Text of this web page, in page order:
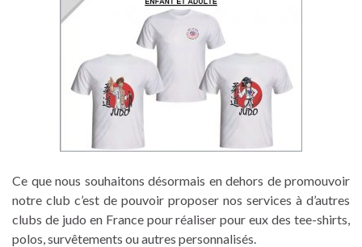
Ce que nous souhaitons désormais en dehors de promouvoir
notre club c’est de pouvoir proposer nos services à d’autres
clubs de judo en France pour réaliser pour eux des tee-shirts,
polos, survêtements ou autres personnalisés.